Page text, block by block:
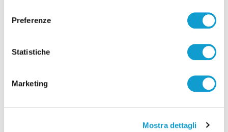
Preferenze
Statistiche
Marketing
Mostra dettagli